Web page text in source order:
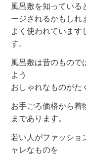
風呂敷を知っている
ージされるかもしれ
よく使われています
す。
風呂敷は昔のもので
よう
おしゃれなものがた
お手ごろ価格から着
まであります。
若い人がファッショ
ャレなものを